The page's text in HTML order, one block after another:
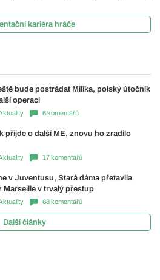
kariéra hráče
bude postrádat Milika, polský útočník
operaci
6 komentářů
přijde o další ME, znovu ho zradilo
17 komentářů
v Juventusu, Stará dáma přetavila
Marseille v trvalý přestup
68 komentářů
Další články